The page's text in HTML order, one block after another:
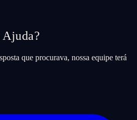
Ajuda?
que procurava, nossa equipe terá